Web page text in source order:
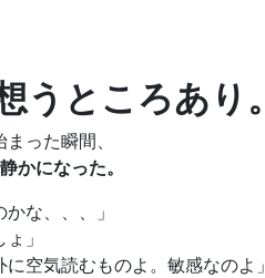
うところあり。
った瞬間、
かになった。
な、、、」
」
空気読むものよ。敏感なのよ」